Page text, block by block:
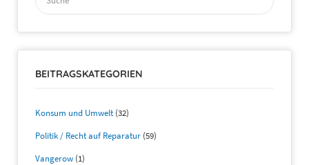
nach:
BEITRAGSKATEGORIEN
Konsum und Umwelt(32)
Politik / Recht auf Reparatur (59)
Vangerow (1)